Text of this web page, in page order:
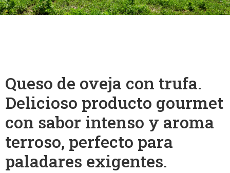
Queso de oveja con trufa.
Delicioso producto gourmet
con sabor intenso y aroma
terroso, perfecto para
paladares exigentes.